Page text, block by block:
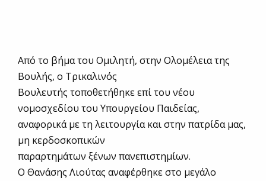
Από το βήμα του Ομιλητή, στην Ολομέλεια της
Βουλής, ο Τρικαλινός
Βουλευτής τοποθετήθηκε επί του νέου
νομοσχεδίου του Υπουργείου Παιδείας,
αναφορικά με τη λειτουργία και στην πατρίδα μας,
μη κερδοσκοπικών
παραρτημάτων ξένων πανεπιστημίων.
Ο Θανάσης Λιούτας αναφέρθηκε στο μεγάλο